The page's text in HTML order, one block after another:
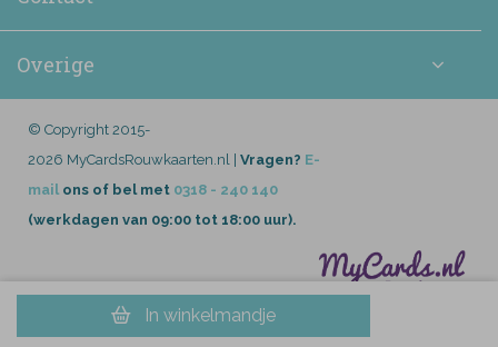
In winkelmandje
Overige
© Copyright 2015-
2026 MyCardsRouwkaarten.nl | Vragen? E-
mail ons of bel met 0318 - 240 140
(werkdagen van 09:00 tot 18:00 uur).